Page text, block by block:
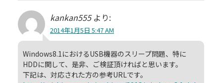
kankan555 より:
2014年1月5日 5:47 AM
Windows8.1におけるUSB機器のスリープ問題、特に
HDDに関して、是非、ご検証頂ければと思います。
下記は、対応された方の参考URLです。